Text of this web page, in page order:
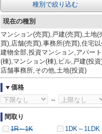
種別で絞り込む
現在の種別
マンション(売買),戸建(売買),土地(
買),店舗(売買),事務所(売買),住宅
建物全部,投資マンション,アパート
(棟),マンション(棟),ビル,戸建(投資
店舗事務所,その他,土地(投資)
▼価格
～
間取り
1R～1K
1DK～1LDK